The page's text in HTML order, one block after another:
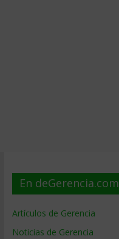
En deGerencia.com
Artículos de Gerencia
Noticias de Gerencia